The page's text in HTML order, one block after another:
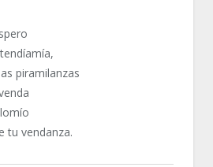
piramilanzas
tu vendanza.